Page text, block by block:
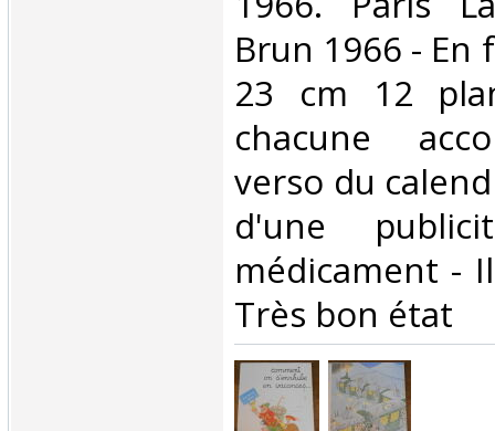
Brun 1966 - En
23 cm 12
chacune
verso du
d'une
médicament -
Très bon état‎